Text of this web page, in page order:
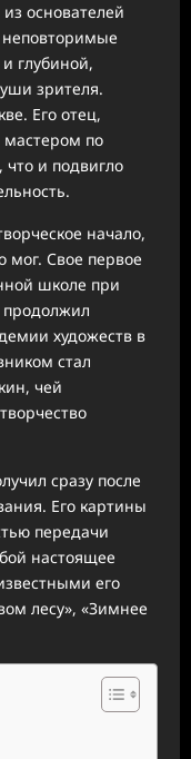
основателей
глубиной,
зрителя.
Его отец,
по
и подвигло
начало,
мог. Свое первое
школе при
продолжил
художеств в
стал
чей
сразу после
Его картины
передачи
настоящее
его
лесу», «Зимнее